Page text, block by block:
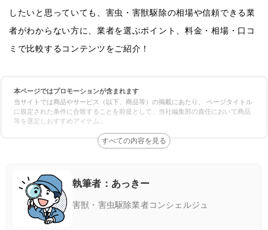
したいと思っていても、害虫・害獣駆除の相場や信頼できる業
者がわからない方に、業者を選ぶポイント、料金・相場・口コ
ミで比較するコンテンツをご紹介！
本ページではプロモーションが含まれます
当サイトでは商品やサービス（以下、商品等）の掲載にあたり、 ページタイトル
に規定された条件に合致することを前提として、当社編集部の責任において商品
等を選定しおすすめアイテム
執筆者：あっきー
害獣・害虫駆除業者コンシェルジュ